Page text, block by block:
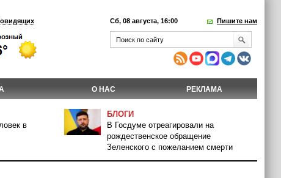
Сб, 08 августа, 16:00 Пишите нам
О НАС РЕКЛАМА
в
БЛОГИ
В Госдуме отреагировали на
рождественское обращение
Зеленского с пожеланием смерти